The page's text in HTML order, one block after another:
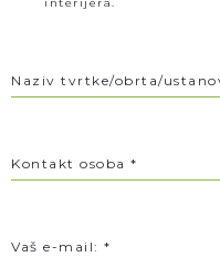
Naziv tvrtke/obrta/
Kontakt osoba *
Vaš e-mail: *